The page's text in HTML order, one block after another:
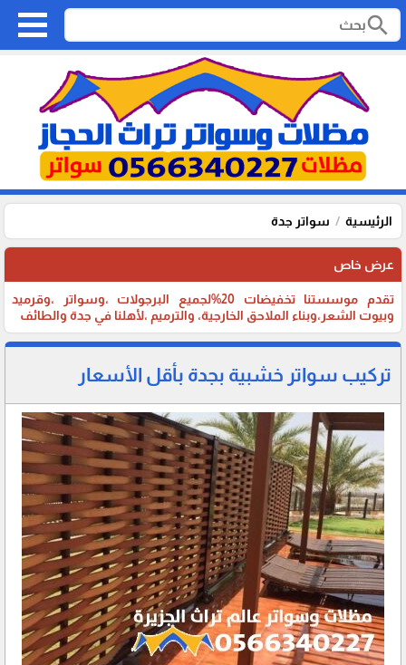
search
الرئيسية سواتر جدة
عرض خاص
تقدم موسستنا تخفيضات 20%لجميع البرجولات ،وسواتر ،وقرميد
وبيوت الشعر،وبناء الملاحق الخارجية، والترميم ،لأهلنا في جدة والطائف
تركيب سواتر خشبية بجدة بأقل الأسعار